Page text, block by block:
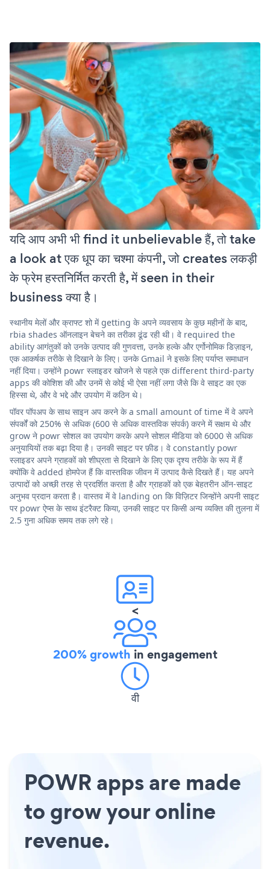
यदि आप अभी भी find it unbelievable हैं, तो take
a look at एक धूप का चश्मा कंपनी, जो creates लकड़ी
के फ्रेम हस्तनिर्मित करती है, में seen in their
business क्या है।
स्थानीय मेलों और क्राफ्ट शो में getting के अपने व्यवसाय के कुछ महीनों के बाद,
rbia shades ऑनलाइन बेचने का तरीका ढूंढ रही थी। वे required the
ability आगंतुकों को उनके उत्पाद की गुणवत्ता, उनके हल्के और एर्गोनोमिक डिज़ाइन,
एक आकर्षक तरीके से दिखाने के लिए। उनके Gmail ने इसके लिए पर्याप्त समाधान
नहीं दिया। उन्होंने powr स्लाइडर खोजने से पहले एक different third-party
apps की कोशिश की और उनमें से कोई भी ऐसा नहीं लगा जैसे कि वे साइट का एक
हिस्सा थे, और वे भद्दे और उपयोग में कठिन थे।
पॉवर पॉपअप के साथ साइन अप करने के a small amount of time में वे अपने
संपर्कों को 250% से अधिक (600 से अधिक वास्तविक संपर्क) करने में सक्षम थे और
grow ने powr सोशल का उपयोग करके अपने सोशल मीडिया को 6000 से अधिक
अनुयायियों तक बढ़ा दिया है। उनकी साइट पर फ़ीड। वे constantly powr
स्लाइडर अपने ग्राहकों को शीघ्रता से दिखाने के लिए एक दृश्य तरीके के रूप में हैं
क्योंकि वे added होमपेज हैं कि वास्तविक जीवन में उत्पाद कैसे दिखते हैं। यह अपने
उत्पादों को अच्छी तरह से प्रदर्शित करता है और ग्राहकों को एक बेहतरीन ऑन-साइट
अनुभव प्रदान करता है। वास्तव में वे landing on कि विज़िटर जिन्होंने अपनी साइट
पर powr ऐप्स के साथ इंटरैक्ट किया, उनकी साइट पर किसी अन्य व्यक्ति की तुलना में
2.5 गुना अधिक समय तक लगे रहे।
<
200% growth in engagement
वी
POWR apps are made
to grow your online
revenue.